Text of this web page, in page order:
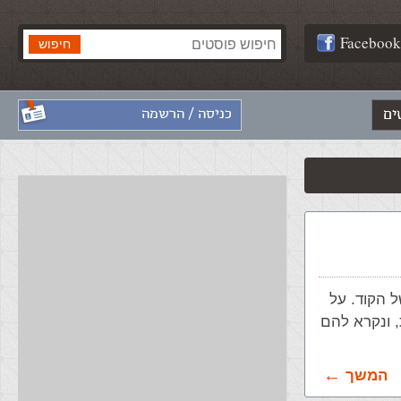
Facebook
כניסה / הרשמה
הקוד. על
ונקרא להם
המשך